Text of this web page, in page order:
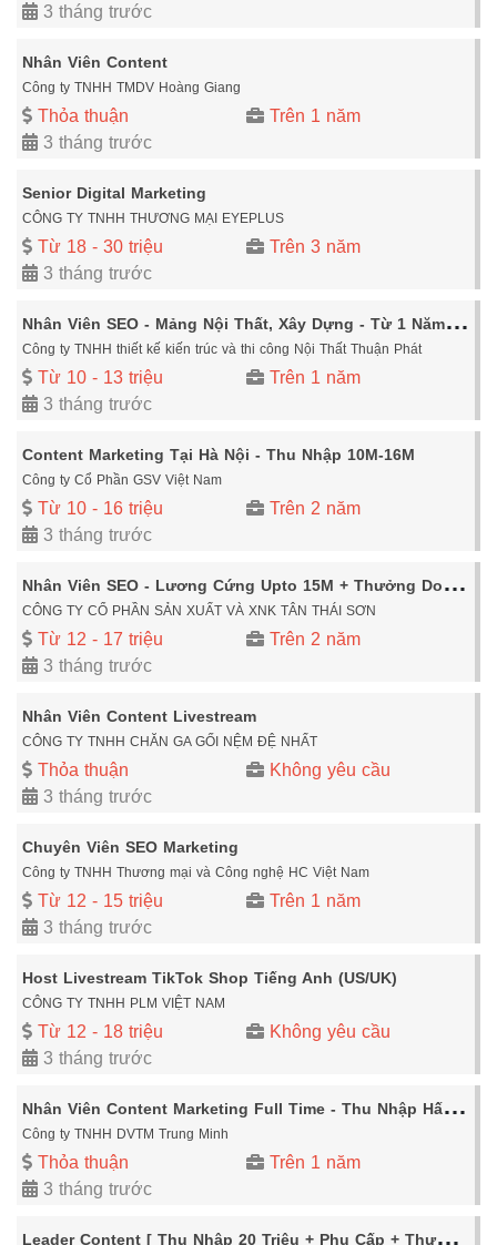
3 tháng trước
Nhân Viên Content
Công ty TNHH TMDV Hoàng Giang
Thỏa thuận
Trên 1 năm
3 tháng trước
Senior Digital Marketing
CÔNG TY TNHH THƯƠNG MẠI EYEPLUS
Từ 18 - 30 triệu
Trên 3 năm
3 tháng trước
N
hân Viên SEO - Mảng Nội Thất, Xây Dựng - Từ 1 Năm Kinh Nghiệm - Thu Nhập 10 - 13Tr - Đi Làm Ngay
Công ty TNHH thiết kế kiến trúc và thi công Nội Thất Thuận Phát
Từ 10 - 13 triệu
Trên 1 năm
3 tháng trước
Content Marketing Tại Hà Nội - Thu Nhập 10M-16M
Công ty Cổ Phần GSV Việt Nam
Từ 10 - 16 triệu
Trên 2 năm
3 tháng trước
N
hân Viên SEO - Lương Cứng Upto 15M + Thưởng Doanh Số
CÔNG TY CỔ PHẦN SẢN XUẤT VÀ XNK TÂN THÁI SƠN
Từ 12 - 17 triệu
Trên 2 năm
3 tháng trước
Nhân Viên Content Livestream
CÔNG TY TNHH CHĂN GA GỐI NỆM ĐỆ NHẤT
Thỏa thuận
Không yêu cầu
3 tháng trước
Chuyên Viên SEO Marketing
Công ty TNHH Thương mại và Công nghệ HC Việt Nam
Từ 12 - 15 triệu
Trên 1 năm
3 tháng trước
Host Livestream TikTok Shop Tiếng Anh (US/UK)
CÔNG TY TNHH PLM VIỆT NAM
Từ 12 - 18 triệu
Không yêu cầu
3 tháng trước
N
hân Viên Content Marketing Full Time - Thu Nhập Hấp Dẫn Từ 8-10 Triệu + Thưởng - Đi Làm Ngay Tại Hà Nội (Yêu Cầu Có Portfolio)
Công ty TNHH DVTM Trung Minh
Thỏa thuận
Trên 1 năm
3 tháng trước
L
eader Content [ Thu Nhập 20 Triệu + Phụ Cấp + Thưởng....] Tại Hà Nội